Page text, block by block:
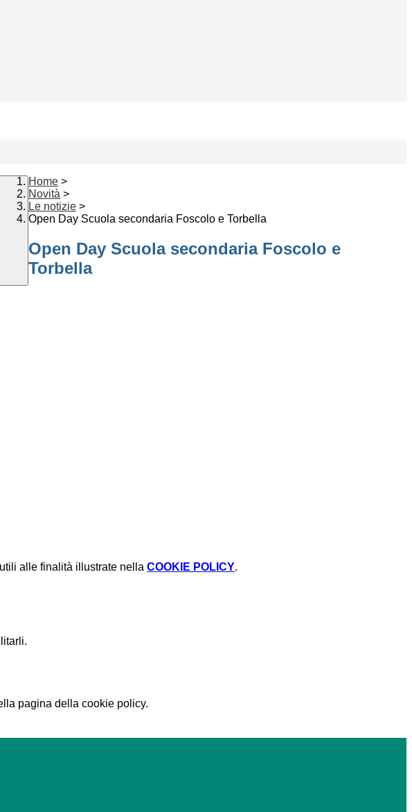
Home >
Novità >
Le notizie >
Open Day Scuola secondaria Foscolo e Torbella
Open Day Scuola secondaria Foscolo e
Torbella
alle finalità illustrate nella COOKIE POLICY.
pagina della cookie policy.